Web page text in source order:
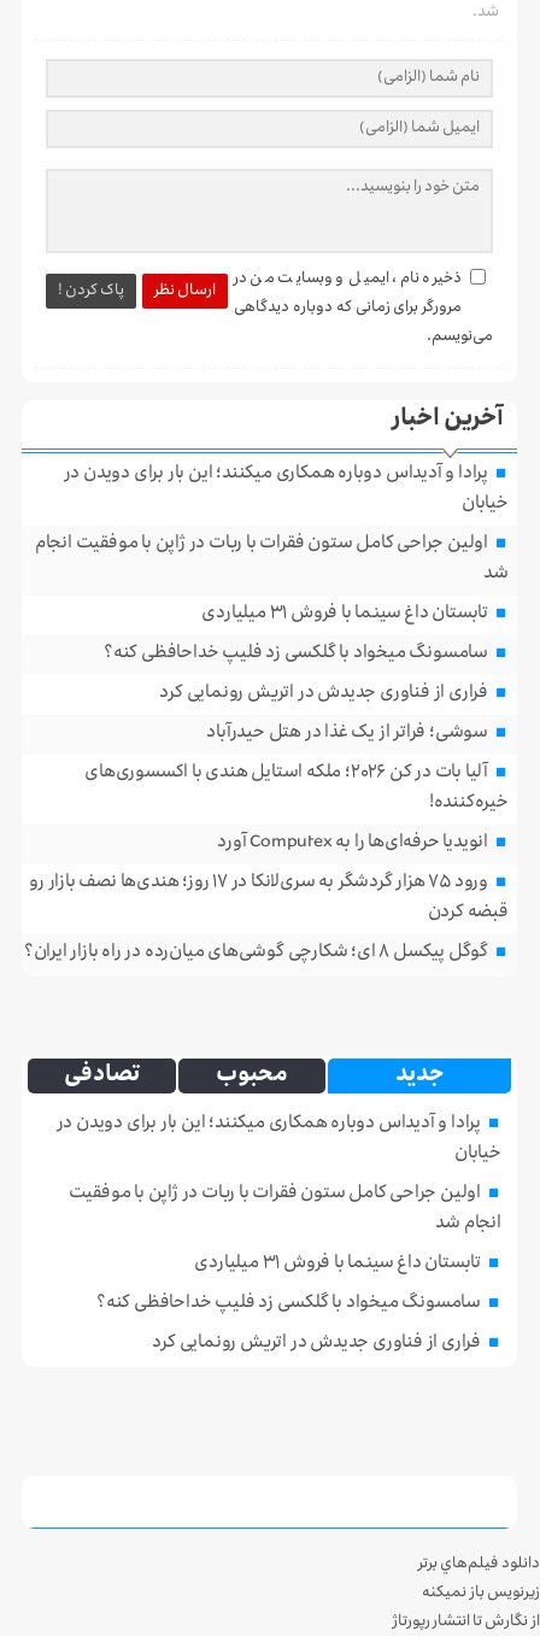
شد.
ارسال نظر پاک کردن !
ذخیره نام، ایمیل و وبسایت من در
مرورگر برای زمانی که دوباره دیدگاهی
می‌نویسم.
آخرین اخبار
پرادا و آدیداس دوباره همکاری میکنند؛ این بار برای دویدن در
خیابان
اولین جراحی کامل ستون فقرات با ربات در ژاپن با موفقیت انجام
شد
تابستان داغ سینما با فروش ۳۱ میلیاردی
سامسونگ میخواد با گلکسی زد فلیپ خداحافظی کنه؟
فراری از فناوری جدیدش در اتریش رونمایی کرد
سوشی؛ فراتر از یک غذا در هتل حیدرآباد
آلیا بات در کن ۲۰۲۶؛ ملکه استایل هندی با اکسسوری‌های
خیره‌کننده!
انویدیا حرفه‌ای‌ها را به Computex آورد
ورود ۷۵ هزار گردشگر به سری‌لانکا در ۱۷ روز؛ هندی‌ها نصف بازار رو
قبضه کردن
گوگل پیکسل ۸ ای؛ شکارچی گوشی‌های میان‌رده در راه بازار ایران؟
جدید محبوب تصادفی
پرادا و آدیداس دوباره همکاری میکنند؛ این بار برای دویدن در
خیابان
اولین جراحی کامل ستون فقرات با ربات در ژاپن با موفقیت
انجام شد
تابستان داغ سینما با فروش ۳۱ میلیاردی
سامسونگ میخواد با گلکسی زد فلیپ خداحافظی کنه؟
فراری از فناوری جدیدش در اتریش رونمایی کرد
دانلود فيلم‌هاي برتر
زيرنويس باز نميکنه
از نگارش تا انتشار رپورتاژ